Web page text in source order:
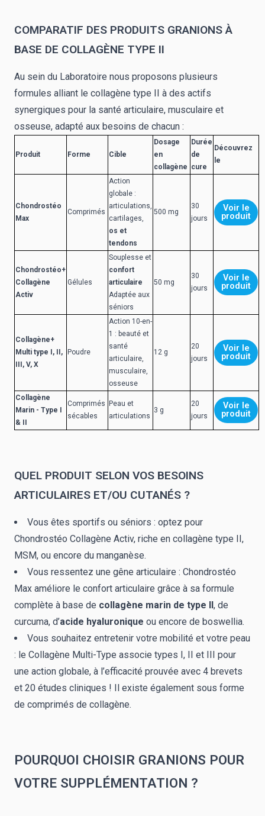
COMPARATIF DES PRODUITS GRANIONS À
BASE DE COLLAGÈNE TYPE II
Au sein du Laboratoire nous proposons plusieurs
formules alliant le collagène type II à des actifs
synergiques pour la santé articulaire, musculaire et
osseuse, adapté aux besoins de chacun :
Produit Forme Cible
Dosage
en
collagène
Durée
de
cure
Découvrez
le
Chondrostéo
Max
Comprimés
Action
globale :
articulations,
cartilages,
os et
tendons
500 mg
30
jours
Voir le
produit
Chondrostéo+
Collagène
Activ
Gélules
Souplesse et
confort
articulaire
Adaptée aux
séniors
50 mg
30
jours
Voir le
produit
Collagène+
Multi type I, II,
III, V, X
Poudre
Action 10-en-
1 : beauté et
santé
articulaire,
musculaire,
osseuse
12 g
20
jours
Voir le
produit
Collagène
Marin - Type I
& II
Comprimés
sécables
Peau et
articulations
3 g
20
jours
Voir le
produit
QUEL PRODUIT SELON VOS BESOINS
ARTICULAIRES ET/OU CUTANÉS ?
Vous êtes sportifs ou séniors : optez pour
Chondrostéo Collagène Activ, riche en collagène type II,
MSM, ou encore du manganèse.
Vous ressentez une gêne articulaire : Chondrostéo
Max améliore le confort articulaire grâce à sa formule
complète à base de collagène marin de type II, de
curcuma, d’acide hyaluronique ou encore de boswellia.
Vous souhaitez entretenir votre mobilité et votre peau
: le Collagène Multi-Type associe types I, II et III pour
une action globale, à l’efficacité prouvée avec 4 brevets
et 20 études cliniques ! Il existe également sous forme
de comprimés de collagène.
POURQUOI CHOISIR GRANIONS POUR
VOTRE SUPPLÉMENTATION ?